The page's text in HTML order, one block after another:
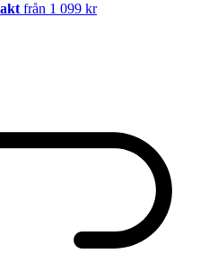
från 1 099 kr